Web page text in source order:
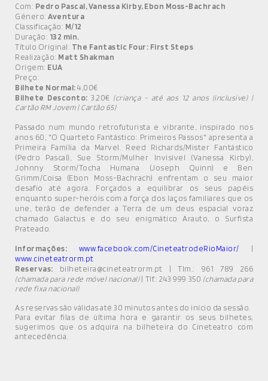
Com: Pedro Pascal, Vanessa Kirby, Ebon Moss-Bachrach
Género: Aventura
Classificação: M/12
Duração: 132 min.
Título Original: The Fantastic Four: First Steps
Realização: Matt Shakman
Origem: EUA
Preço:
Bilhete Normal:4,00€
Bilhete Desconto: 3,20€ (criança - até aos 12 anos (inclusive) |
Cartão RM Jovem | Cartão 65)
Passado num mundo retrofuturista e vibrante, inspirado nos
anos 60, "O Quarteto Fantástico: Primeiros Passos" apresenta a
Primeira Família da Marvel. Reed Richards/Mister Fantástico
(Pedro Pascal), Sue Storm/Mulher Invisível (Vanessa Kirby),
Johnny Storm/Tocha Humana (Joseph Quinn) e Ben
Grimm/Coisa (Ebon Moss-Bachrach) enfrentam o seu maior
desafio até agora. Forçados a equilibrar os seus papéis
enquanto super-heróis com a força dos laços familiares que os
une, terão de defender a Terra de um deus espacial voraz
chamado Galactus e do seu enigmático Arauto, o Surfista
Prateado.
Informações: www.facebook.com/CineteatrodeRioMaior/ |
www.cineteatrorm.pt
Reservas: bilheteira@cineteatrorm.pt | Tlm.: 961 789 266
(chamada para rede móvel nacional)| Tlf.: 243 999 350 (chamada para
rede fixa nacional)
As reservas são válidas até 30 minutos antes do início da sessão.
Para evitar filas de última hora e garantir os seus bilhetes,
sugerimos que os adquira na bilheteira do Cineteatro com
antecedência.